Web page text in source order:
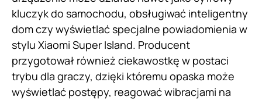
kluczyk do samochodu, obsługiwać inteligentny
dom czy wyświetlać specjalne powiadomienia w
stylu Xiaomi Super Island. Producent
przygotował również ciekawostkę w postaci
trybu dla graczy, dzięki któremu opaska może
wyświetlać postępy, reagować wibracjami na